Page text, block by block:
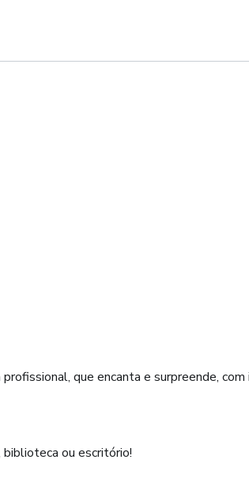
que encanta e surpreende,
biblioteca ou escritório!